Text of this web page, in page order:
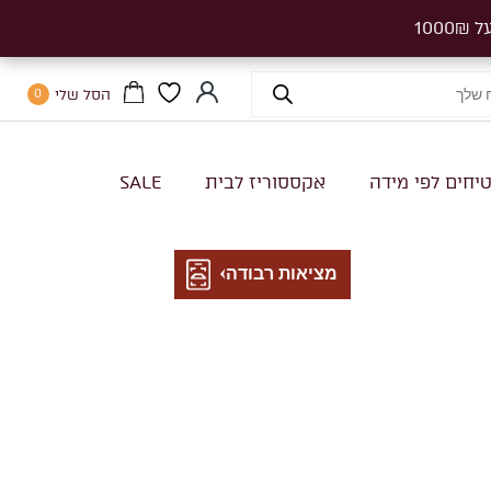
הסל שלי 0
לפי מידה אקססוריז לבית SALE
מציאות רבודה